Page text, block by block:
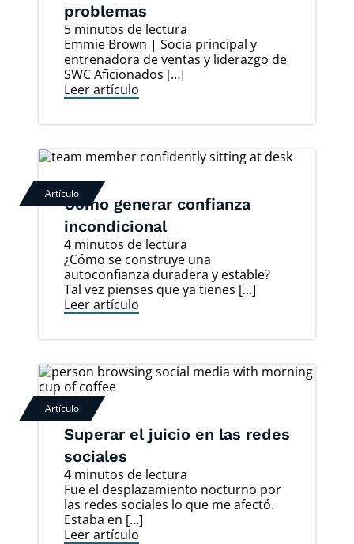
problemas
5 minutos de lectura
Emmie Brown | Socia principal y
entrenadora de ventas y liderazgo de
SWC Aficionados […]
Leer artículo
Artículo
Cómo generar confianza
incondicional
4 minutos de lectura
¿Cómo se construye una
autoconfianza duradera y estable?
Tal vez pienses que ya tienes […]
Leer artículo
Artículo
Superar el juicio en las redes
sociales
4 minutos de lectura
Fue el desplazamiento nocturno por
las redes sociales lo que me afectó.
Estaba en […]
Leer artículo